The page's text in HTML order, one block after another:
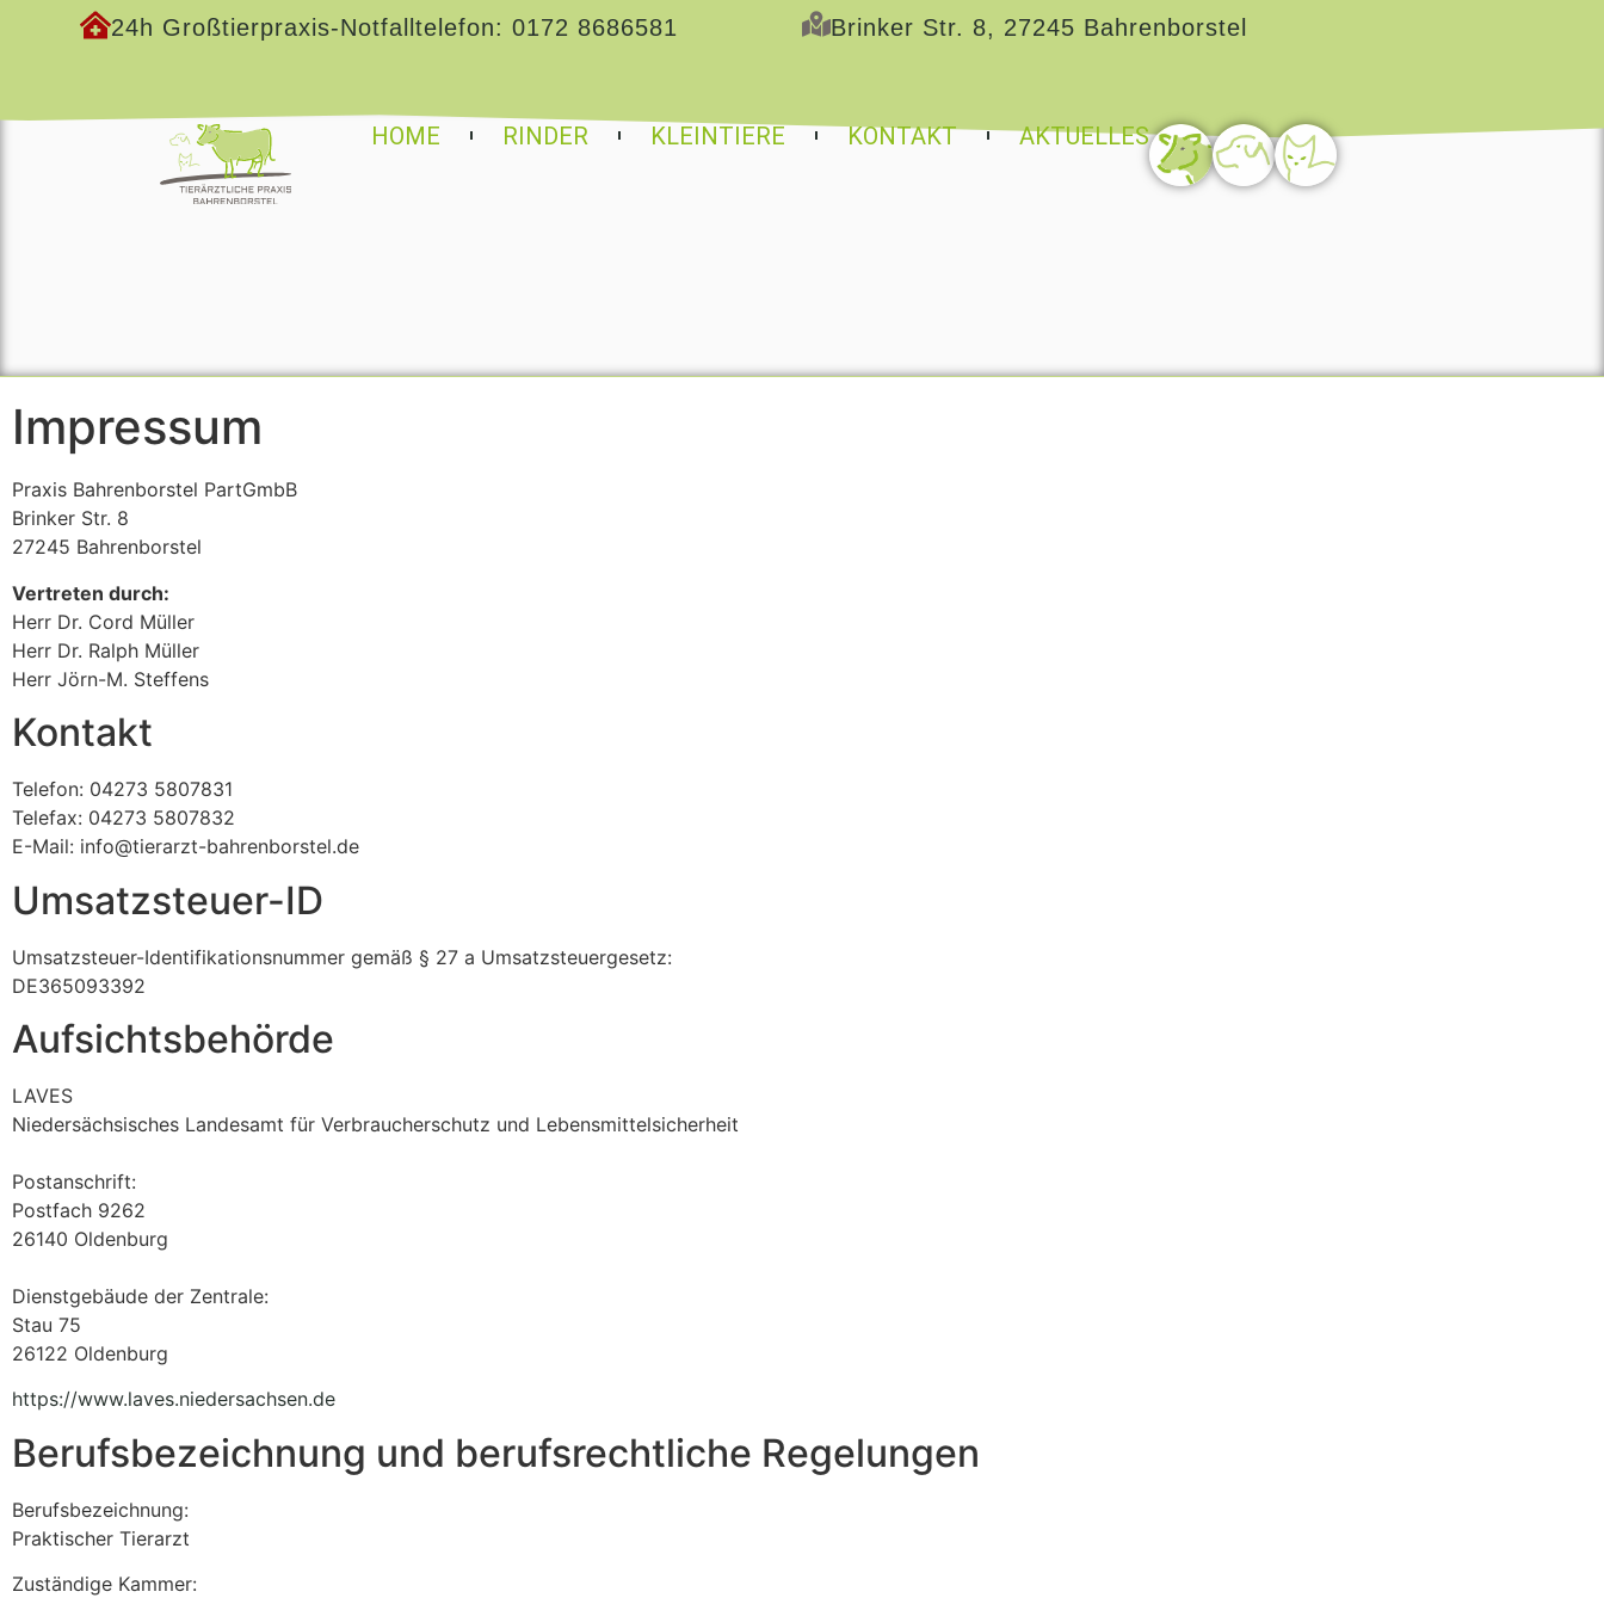
24h Großtierpraxis-Notfalltelefon:0172 8686581 Brinker Str. 8, 27245 Bahrenborstel
HOME RINDER KLEINTIERE KONTAKT AKTUELLES
Impressum
Praxis Bahrenborstel PartGmbB
Brinker Str. 8
27245 Bahrenborstel
Vertreten durch:
Herr Dr. Cord Müller
Herr Dr. Ralph Müller
Herr Jörn-M. Steffens
Kontakt
Telefon: 04273 5807831
Telefax: 04273 5807832
E-Mail: info@tierarzt-bahrenborstel.de
Umsatzsteuer-ID
Umsatzsteuer-Identifikationsnummer gemäß § 27 a Umsatzsteuergesetz:
DE365093392
Aufsichtsbehörde
LAVES
Niedersächsisches Landesamt für Verbraucherschutz und Lebensmittelsicherheit
Postanschrift:
Postfach 9262
26140 Oldenburg
Dienstgebäude der Zentrale:
Stau 75
26122 Oldenburg
https://www.laves.niedersachsen.de
Berufsbezeichnung und berufsrechtliche Regelungen
Berufsbezeichnung:
Praktischer Tierarzt
Zuständige Kammer: